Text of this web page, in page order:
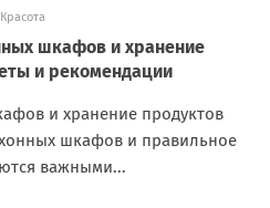
Красота
шкафов и хранение
и рекомендации
и хранение продуктов
шкафов и правильное
важными...